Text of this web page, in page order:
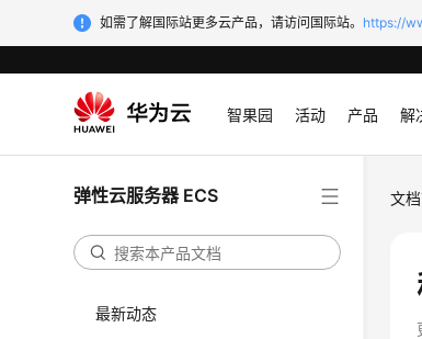
如需了解国际站更多云产品，请访问国际站。 https://
智果园 活动 产品 解
弹性云服务器 ECS
最新动态
文